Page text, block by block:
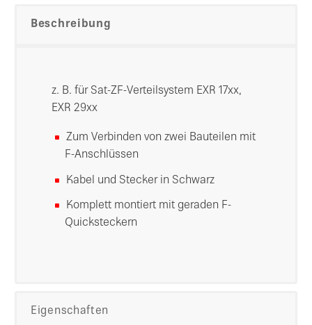
Beschreibung
z. B. für Sat-ZF-Verteilsystem EXR 17xx,
EXR 29xx
Zum Verbinden von zwei Bauteilen mit
F-Anschlüssen
Kabel und Stecker in Schwarz
Komplett montiert mit geraden F-
Quicksteckern
Eigenschaften